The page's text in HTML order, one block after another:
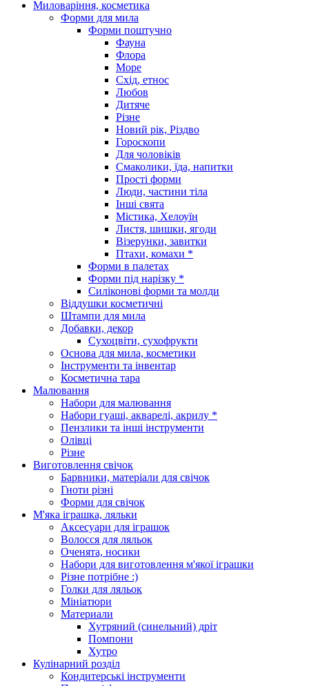
Миловаріння, косметика
Форми для мила
Форми поштучно
Фауна
Флора
Море
Схід, етнос
Любов
Дитяче
Різне
Новий рік, Різдво
Гороскопи
Для чоловіків
Смаколики, їда, напитки
Прості форми
Люди, частини тіла
Інші свята
Містика, Хелоуїн
Листя, шишки, ягоди
Візерунки, завитки
Птахи, комахи *
Форми в палетах
Форми під нарізку *
Силіконові форми та молди
Віддушки косметичні
Штампи для мила
Добавки, декор
Сухоцвіти, сухофрукти
Основа для мила, косметики
Інструменти та інвентар
Косметична тара
Малювання
Набори для малювання
Набори гуаші, акварелі, акрилу *
Пензлики та інші інструменти
Олівці
Різне
Виготовлення свічок
Барвники, матеріали для свічок
Гноти різні
Форми для свічок
М'яка іграшка, ляльки
Аксесуари для іграшок
Волосся для ляльок
Оченята, носики
Набори для виготовлення м'якої іграшки
Різне потрібне :)
Голки для ляльок
Мініатюри
Материали
Хутряний (синельний) дріт
Помпони
Хутро
Кулінарний розділ
Кондитерські інструменти